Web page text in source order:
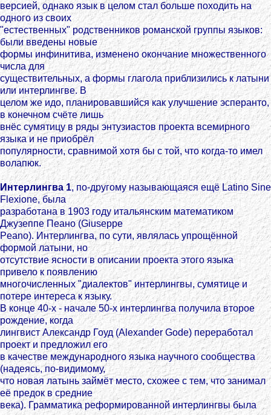
версией, однако язык в целом стал больше походить на
одного из своих
"естественных" родственников романской группы языков:
были введены новые
формы инфинитива, изменено окончание множественного
числа для
существительных, а формы глагола приблизились к латыни
или интерлингве. В
целом же идо, планировавшийся как улучшение эсперанто,
в конечном счёте лишь
внёс сумятицу в ряды энтузиастов проекта всемирного
языка и не приобрёл
популярности, сравнимой хотя бы с той, что когда-то имел
волапюк.
Интерлингва 1, по-другому называющаяся ещё Latino Sine
Flexione, была
разработана в 1903 году итальянским математиком
Джузеппе Пеано (Giuseppe
Peano). Интерлингва, по сути, являлась упрощённой
формой латыни, но
отсутствие ясности в описании проекта этого языка
привело к появлению
многочисленных "диалектов" интерлингвы, сумятице и
потере интереса к языку.
В конце 40-х - начале 50-х интерлингва получила второе
рождение, когда
лингвист Александр Гоуд (Alexander Gode) переработал
проект и предложил его
в качестве международного языка научного сообщества
(надеясь, по-видимому,
что новая латынь займёт место, схожее с тем, что занимал
её предок в средние
века). Грамматика реформированной интерлингвы была